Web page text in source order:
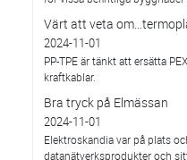
Värt att veta
2024-11-01
PP-TPE är tänkt att ersätta
kraftkablar.
Bra tryck på Elmässan
2024-11-01
Elektroskandia var på plats
datanätverksprodukter och